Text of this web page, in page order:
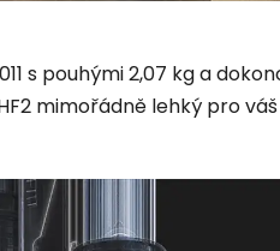
s pouhými 2,07 kg a
mimořádně lehký pro